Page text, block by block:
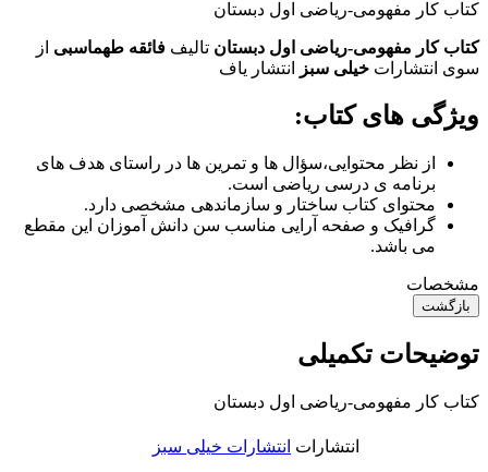
کتاب کار مفهومی-ریاضی اول دبستان
کتاب کار مفهومی-ریاضی اول دبستان تالیف فائقه طهماسبی از
سوی انتشارات خیلی سبز انتشار یاف
ویژگی های کتاب:
از نظر محتوایی،سؤال ها و تمرین ها در راستای هدف های
برنامه ی درسی ریاضی است.
محتوای کتاب ساختار و سازماندهی مشخصی دارد.
گرافیک و صفحه آرایی مناسب سن دانش آموزان این مقطع
می باشد.
مشخصات
بازگشت
توضیحات تکمیلی
کتاب کار مفهومی-ریاضی اول دبستان
انتشارات انتشارات خیلی سبز